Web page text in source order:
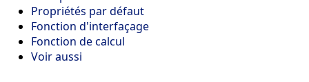
Propriétés par défaut
Fonction d'interfaçage
Fonction de calcul
Voir aussi